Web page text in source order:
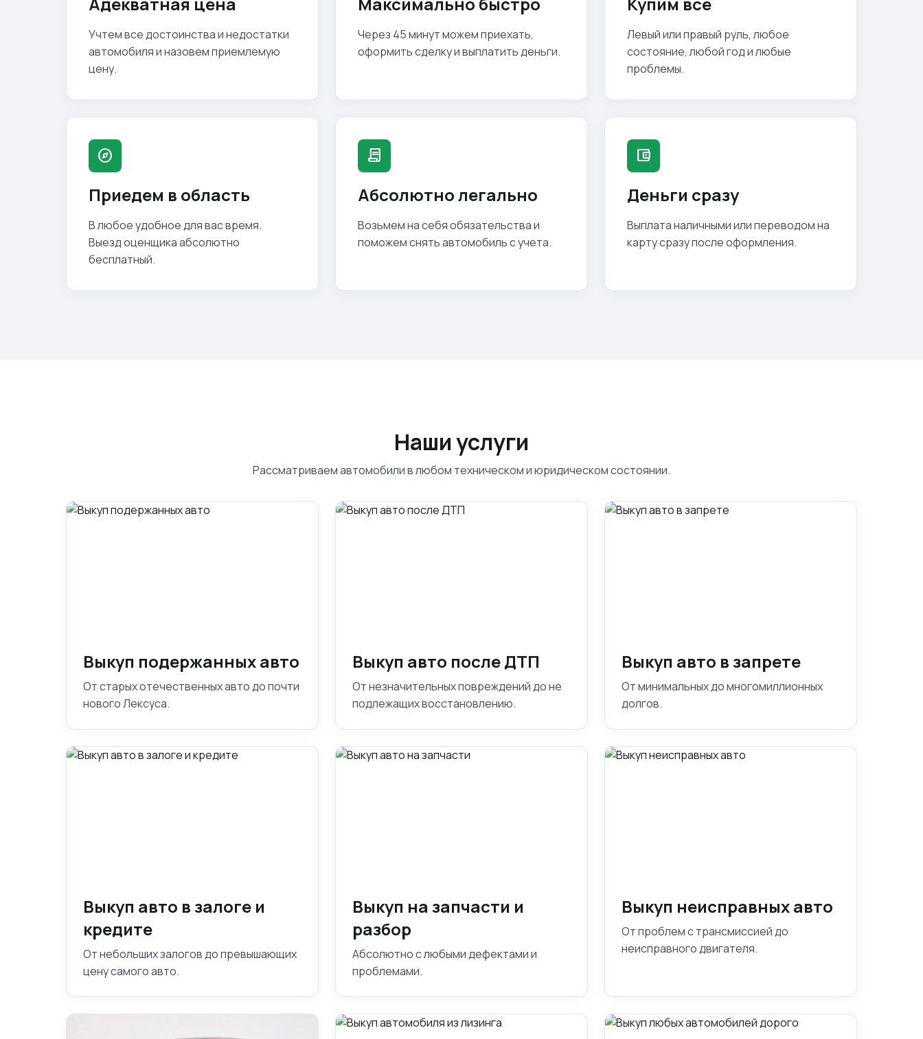
Учтем все достоинства и недостатки
автомобиля и назовем приемлемую
цену.
Через 45 минут можем приехать,
оформить сделку и выплатить деньги.
Левый или правый руль, любое
состояние, любой год и любые
проблемы.
explore
Приедем в область
В любое удобное для вас время.
Выезд оценщика абсолютно
бесплатный.
contract
Абсолютно легально
Возьмем на себя обязательства и
поможем снять автомобиль с учета.
account_balance_wallet
Деньги сразу
Выплата наличными или переводом на
карту сразу после оформления.
Наши услуги
Рассматриваем автомобили в любом техническом и юридическом состоянии.
Выкуп подержанных авто
От старых отечественных авто до почти
нового Лексуса.
Выкуп авто после ДТП
От незначительных повреждений до не
подлежащих восстановлению.
Выкуп авто в запрете
От минимальных до многомиллионных
долгов.
Выкуп авто в залоге и
кредите
От небольших залогов до превышающих
цену самого авто.
Выкуп на запчасти и
разбор
Абсолютно с любыми дефектами и
проблемами.
Выкуп неисправных авто
От проблем с трансмиссией до
неисправного двигателя.